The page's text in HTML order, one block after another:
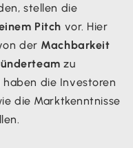
stellen die
Pitch vor. Hier
der Machbarkeit
zu
die Investoren
die Marktkenntnisse